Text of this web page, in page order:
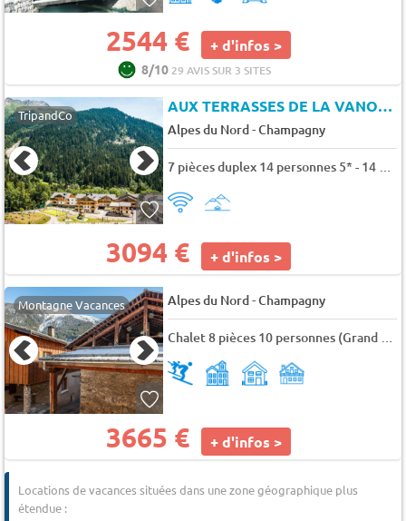
2544 € + d'infos >
8/10 29 AVIS SUR 3 SITES
TripandCo AUX TERRASSES DE LA VANOISE C21
Alpes du Nord-Champagny
7 pièces duplex 14 personnes 5* - 14 pers. - 244m2 - TV
3094 € + d'infos >
Montagne Vacances Alpes du Nord-Champagny
Chalet 8 pièces 10 personnes (Grand Paradis Premium)
3665 € + d'infos >
Locations de vacances situées dans une zone géographique plus
étendue :